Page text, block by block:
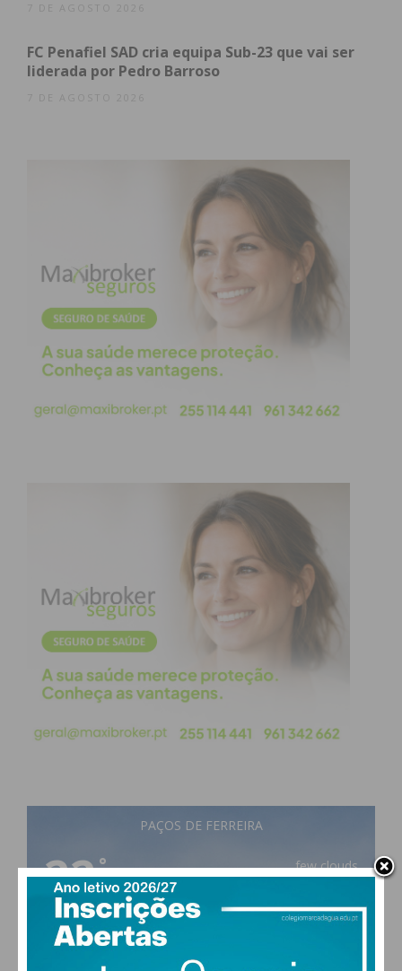
Subscreva a newsletter do
Imediato
Assine nossa newsletter por e-mail e
obtenha de forma regular a informação
atualizada.
condições
7 DE AGOSTO 2026
FC Penafiel SAD cria equipa Sub-23 que vai ser
liderada por Pedro Barroso
7 DE AGOSTO 2026
PAÇOS DE FERREIRA
22°
few clouds
MAX 22 • MIN 22